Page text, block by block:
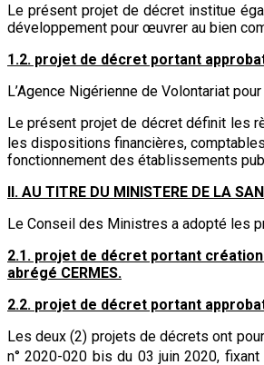
Le présent projet de décret institue
développement pour œuvrer au bien
1.2. projet de décret portant
L’Agence Nigérienne de Volontariat
Le présent projet de décret définit les
les dispositions financières,
fonctionnement des établissements
II. AU TITRE DU MINISTERE DE LA
Le Conseil des Ministres a adopté les
2.1. projet de décret portant
abrégé CERMES.
2.2. projet de décret portant
Les deux (2) projets de décrets ont
n° 2020-020 bis du 03 juin 2020,